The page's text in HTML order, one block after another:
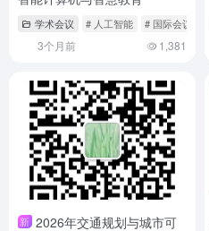
学术会议 # 人工智能 # 国际会议
3个月前 1,381
新 2026年交通规划与城市可